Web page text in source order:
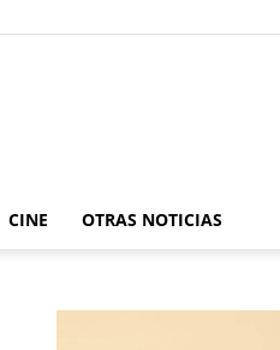
CINE OTRAS NOTICIAS